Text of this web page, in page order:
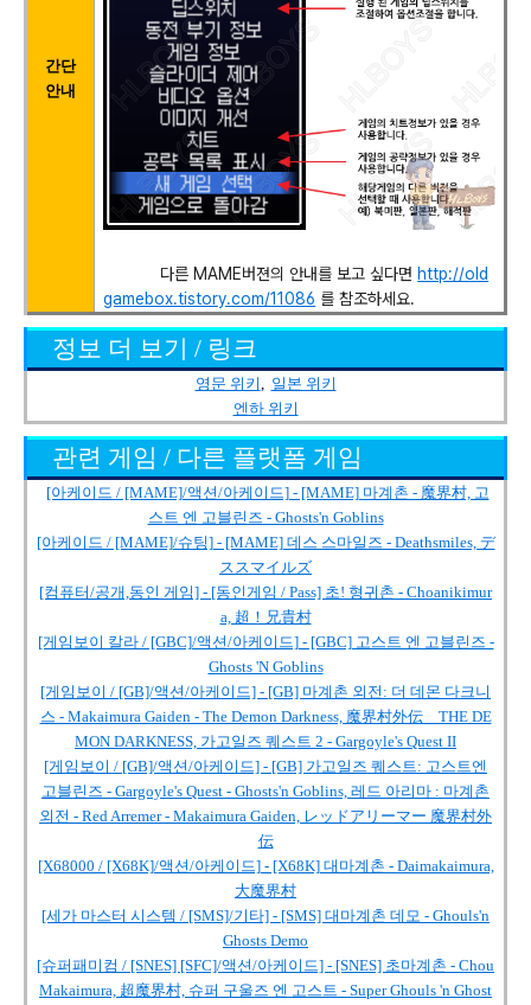
간단
안내
다른 MAME버젼의 안내를 보고 싶다면 http://old
gamebox.tistory.com/11086 를 참조하세요.
정보 더 보기 / 링크
영문 위키, 일본 위키
엔하 위키
관련 게임 / 다른 플랫폼 게임
[아케이드 / [MAME]/액션/아케이드] - [MAME] 마계촌 - 魔界村, 고
스트 엔 고블린즈 - Ghosts'n Goblins
[아케이드 / [MAME]/슈팅] - [MAME] 데스 스마일즈 - Deathsmiles, デ
ススマイルズ
[컴퓨터/공개,동인 게임] - [동인게임 / Pass] 초! 형귀촌 - Choanikimur
a, 超！兄貴村
[게임보이 칼라 / [GBC]/액션/아케이드] - [GBC] 고스트 엔 고블린즈 -
Ghosts 'N Goblins
[게임보이 / [GB]/액션/아케이드] - [GB] 마계촌 외전: 더 데몬 다크니
스 - Makaimura Gaiden - The Demon Darkness, 魔界村外伝 THE DE
MON DARKNESS, 가고일즈 퀘스트 2 - Gargoyle's Quest II
[게임보이 / [GB]/액션/아케이드] - [GB] 가고일즈 퀘스트: 고스트엔
고블린즈 - Gargoyle's Quest - Ghosts'n Goblins, 레드 아리마 : 마계촌
외전 - Red Arremer - Makaimura Gaiden, レッドアリーマー 魔界村外
伝
[X68000 / [X68K]/액션/아케이드] - [X68K] 대마계촌 - Daimakaimura,
大魔界村
[세가 마스터 시스템 / [SMS]/기타] - [SMS] 대마계촌 데모 - Ghouls'n
Ghosts Demo
[슈퍼패미컴 / [SNES] [SFC]/액션/아케이드] - [SNES] 초마계촌 - Chou
Makaimura, 超魔界村, 슈퍼 구울즈 엔 고스트 - Super Ghouls 'n Ghost